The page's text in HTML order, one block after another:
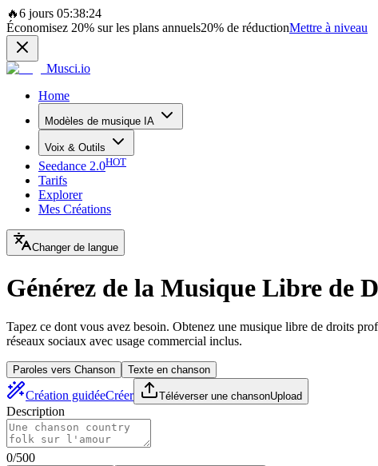
🔥6 jours 05:38:24
Économisez 20% sur les plans annuels20% de réductionMettre à niveau
Musci.io
Home
Modèles de musique IA
Voix & Outils
Seedance 2.0HOT
Tarifs
Explorer
Mes Créations
Changer de langue
Générez de la Musique Libre de
Tapez ce dont vous avez besoin. Obtenez une musique libre de droits
réseaux sociaux avec usage commercial inclus.
Paroles vers Chanson Texte en chanson
Création guidéeCréer Téléverser une chansonUpload
Description
0/500